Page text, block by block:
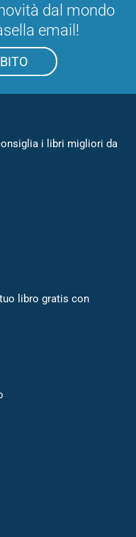
dal mondo
email!
i libri migliori da
libro gratis con